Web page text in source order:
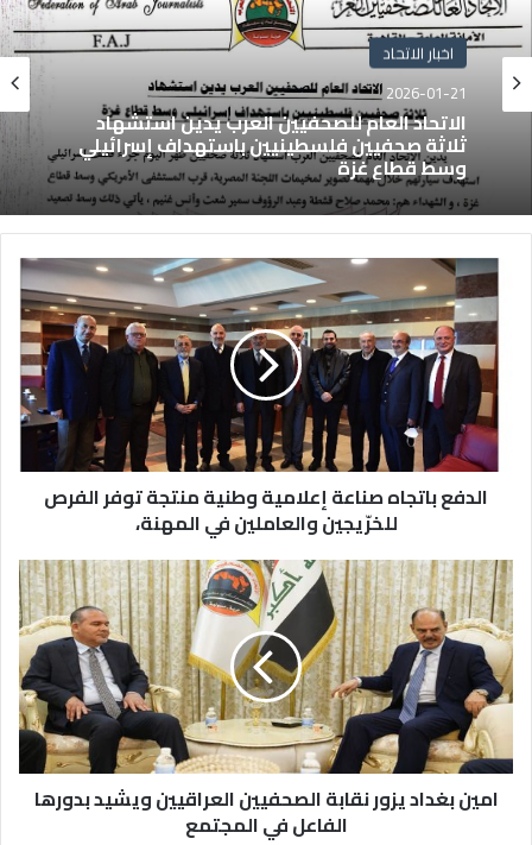
اخبار الاتحاد
2026-01-21
الاتحاد العام للصحفيين العرب يدين استشهاد
ثلاثة صحفيين فلسطينيين باستهداف إسرائيلي
وسط قطاع غزة
الدفع باتجاه صناعة إعلامية وطنية منتجة توفر الفرص
للخرّيجين والعاملين في المهنة،
امين بغداد يزور نقابة الصحفيين العراقيين ويشيد بدورها
الفاعل في المجتمع